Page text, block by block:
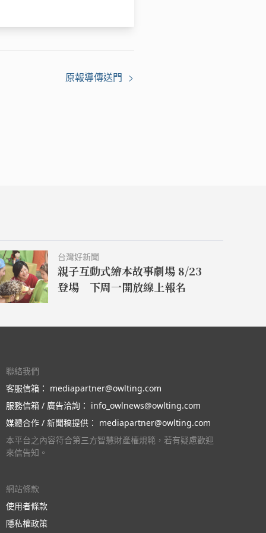
原報導傳送門
台灣好新聞
親子互動式繪本故事劇場 8/23
登場 下周一開放線上報名
聯絡我們
客服信箱： mediapartner@owlting.com
服務信箱 / 廣告洽詢： info_owlnews@owlting.com
媒體合作 / 新聞稿提供： mediapartner@owlting.com
本平台之內容符合第三方智慧財產權規範，若有疑慮歡迎
來信告知。
網站條款
使用者條款
隱私權政策